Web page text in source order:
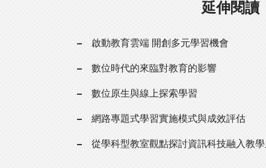
延伸閱讀
啟動教育雲端 開創多元學習機會
數位時代的來臨對教育的影響
數位原生與線上探索學習
網路專題式學習實施模式與成效評估
從學科型教室觀點探討資訊科技融入教